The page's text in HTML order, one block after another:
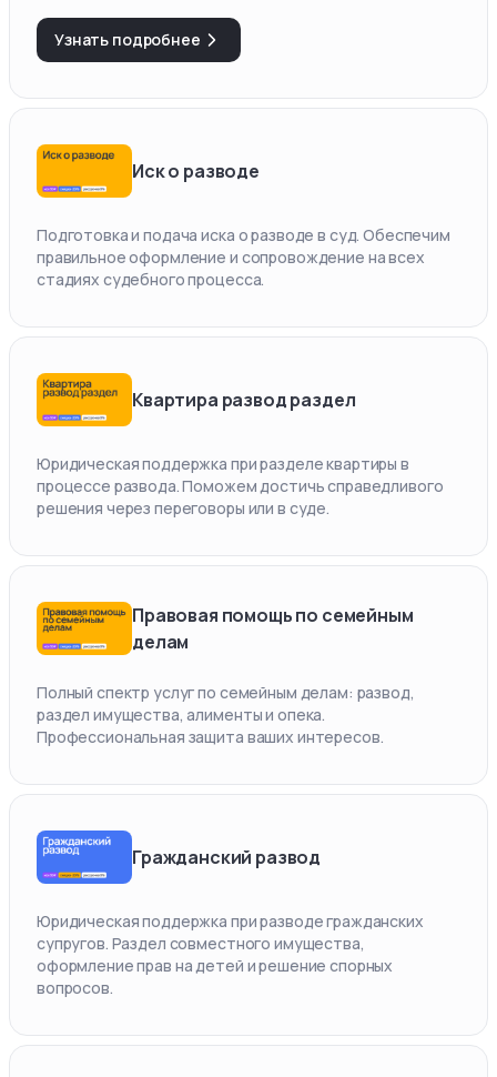
Узнать подробнее
Иск о разводе
Подготовка и подача иска о разводе в суд. Обеспечим
правильное оформление и сопровождение на всех
стадиях судебного процесса.
Квартира развод раздел
Юридическая поддержка при разделе квартиры в
процессе развода. Поможем достичь справедливого
решения через переговоры или в суде.
Правовая помощь по семейным
делам
Полный спектр услуг по семейным делам: развод,
раздел имущества, алименты и опека.
Профессиональная защита ваших интересов.
Гражданский развод
Юридическая поддержка при разводе гражданских
супругов. Раздел совместного имущества,
оформление прав на детей и решение спорных
вопросов.